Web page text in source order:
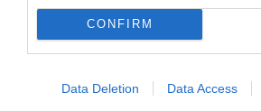
CONFIRM
Data Deletion Data Access